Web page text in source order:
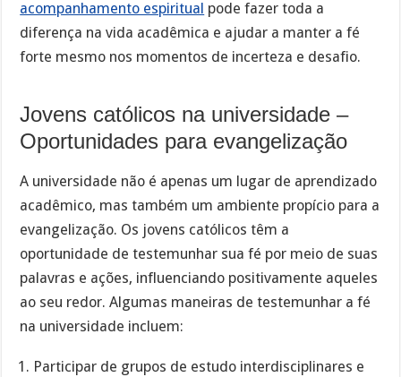
acompanhamento espiritual pode fazer toda a
diferença na vida acadêmica e ajudar a manter a fé
forte mesmo nos momentos de incerteza e desafio.
Jovens católicos na universidade –
Oportunidades para evangelização
A universidade não é apenas um lugar de aprendizado
acadêmico, mas também um ambiente propício para a
evangelização. Os jovens católicos têm a
oportunidade de testemunhar sua fé por meio de suas
palavras e ações, influenciando positivamente aqueles
ao seu redor. Algumas maneiras de testemunhar a fé
na universidade incluem:
Participar de grupos de estudo interdisciplinares e